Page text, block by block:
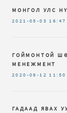
МОНГОЛ УЛС
2021-05-03 16:47
ГОЙМОНТОЙ
МЕНЕЖМЕНТ
2020-09-12 11:50
ГАДААД ЯВАХ